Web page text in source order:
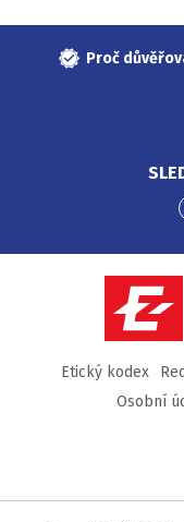
Proč
Etický kodex
Osobní